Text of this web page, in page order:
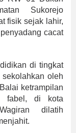
Sukorejo
fisik sejak lahir,
cacat
di tingkat
oleh
ketrampilan
fabel, di kota
dilatih